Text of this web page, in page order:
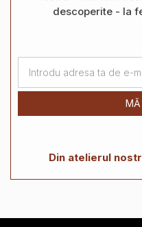
descoperite - la
MĂ
Din atelierul